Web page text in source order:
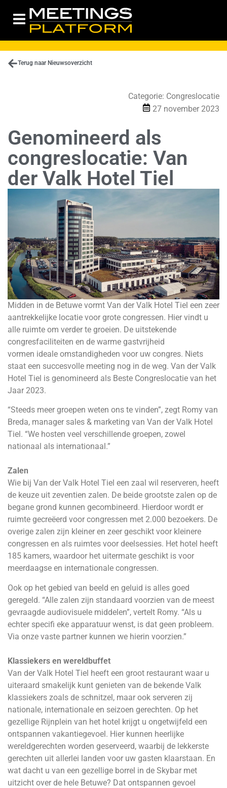
Terug naar Nieuwsoverzicht
Categorie: Congreslocatie
27 november 2023
Genomineerd als
congreslocatie: Van
der Valk Hotel Tiel
Midden in de Betuwe vormt Van der Valk Hotel Tiel een zeer
aantrekkelijke locatie voor grote congressen. Hier vindt u
alle ruimte om verder te groeien. De uitstekende
congresfaciliteiten en de warme gastvrijheid
vormen ideale omstandigheden voor uw congres. Niets
staat een succesvolle meeting nog in de weg. Van der Valk
Hotel Tiel is genomineerd als Beste Congreslocatie van het
Jaar 2023.
“Steeds meer groepen weten ons te vinden”, zegt Romy van
Breda, manager sales & marketing van Van der Valk Hotel
Tiel. “We hosten veel verschillende groepen, zowel
nationaal als internationaal.”
Zalen
Wie bij Van der Valk Hotel Tiel een zaal wil reserveren, heeft
de keuze uit zeventien zalen. De beide grootste zalen op de
begane grond kunnen gecombineerd. Hierdoor wordt er
ruimte gecreëerd voor congressen met 2.000 bezoekers. De
overige zalen zijn kleiner en zeer geschikt voor kleinere
congressen en als ruimtes voor deelsessies. Het hotel heeft
185 kamers, waardoor het uitermate geschikt is voor
meerdaagse en internationale congressen.
Ook op het gebied van beeld en geluid is alles goed
geregeld. “Alle zalen zijn standaard voorzien van de meest
gevraagde audiovisuele middelen”, vertelt Romy. “Als u
echter specifi eke apparatuur wenst, is dat geen probleem.
Via onze vaste partner kunnen we hierin voorzien.”
Klassiekers en wereldbuffet
Van der Valk Hotel Tiel heeft een groot restaurant waar u
uiteraard smakelijk kunt genieten van de bekende Valk
klassiekers zoals de schnitzel, maar ook serveren zij
nationale, internationale en seizoen gerechten. Op het
gezellige Rijnplein van het hotel krijgt u ongetwijfeld een
ontspannen vakantiegevoel. Hier kunnen heerlijke
wereldgerechten worden geserveerd, waarbij de lekkerste
gerechten uit allerlei landen voor uw gasten klaarstaan. En
wat dacht u van een gezellige borrel in de Skybar met
uitzicht over de hele Betuwe? Dat ontspannen gevoel